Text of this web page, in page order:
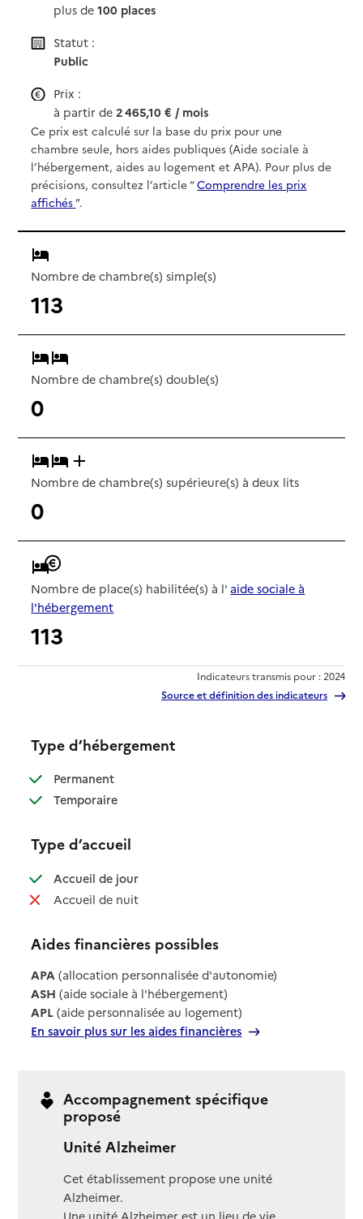
plus de100 places
Statut :
Public
Prix :
à partir de2 465,10 € / mois
Ce prix est calculé sur la base du prix pour une
chambre seule, hors aides publiques (Aide sociale à
l’hébergement, aides au logement et APA). Pour plus de
précisions, consultez l’article “Comprendre les prix
affichés”.
Nombre de chambre(s) simple(s)
113
Nombre de chambre(s) double(s)
0
Nombre de chambre(s) supérieure(s) à deux lits
0
Nombre de place(s) habilitée(s) à l' aide sociale à
l'hébergement
113
Indicateurs transmis pour : 2024
Source et définition des indicateurs
Type d’hébergement
Permanent: disponible
Temporaire: disponible
Type d’accueil
Accueil de jour: disponible
Accueil de nuit: non disponible
Aides financières possibles
APA (allocation personnalisée d'autonomie)
ASH (aide sociale à l'hébergement)
APL (aide personnalisée au logement)
En savoir plus sur les aides financières
Accompagnement spécifique
proposé
Unité Alzheimer
Cet établissement propose une unité
Alzheimer.